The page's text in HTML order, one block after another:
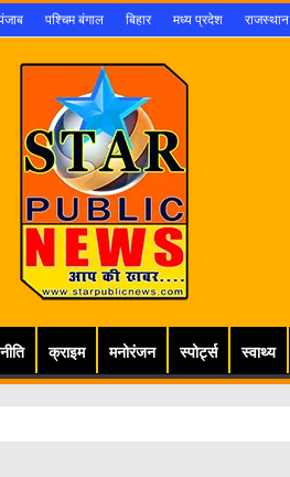
पश्चिम बंगाल बिहार मध्य प्रदेश राजस्थान
क्राइम मनोरंजन स्पोर्ट्स स्वाथ्य
लगाई गुहा